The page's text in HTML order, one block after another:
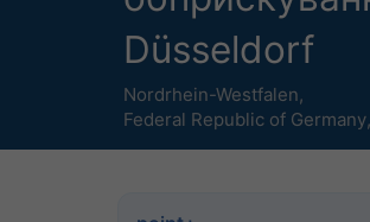
Düsseldorf
Nordrhein-Westfalen,
Federal Republic of Germany